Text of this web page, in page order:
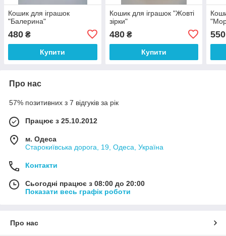
Кошик для іграшок
"Балерина"
480 ₴
Купити
Кошик для іграшок "Жовті
зірки"
480₴
Купити
550
Про нас
57% позитивних з 7 відгуків за рік
Працює з 25.10.2012
м. Одеса
Старокиївська дорога, 19, Одеса, Україна
Контакти
Сьогодні працює з 08:00 до 20:00
Показати весь графік роботи
Про нас